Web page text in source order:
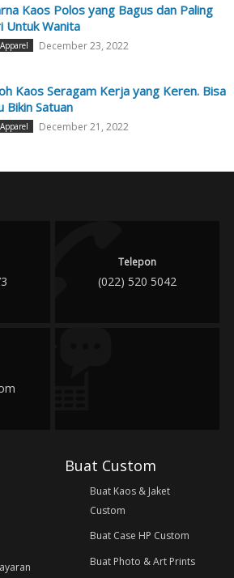
Kaos Polos yang Bagus dan Paling
Untuk Wanita
December 23, 2022
Kaos Seragam Kerja yang Keren. Bisa
Bikin Satuan
December 21, 2022
Telepon
(022) 520 5042
Buat Custom
Buat Kaos & Jaket
Custom
Buat Case HP Custom
Buat Photo & Art Prints